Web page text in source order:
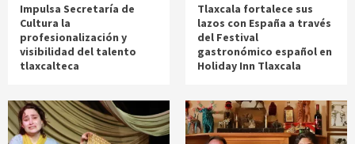
Impulsa Secretaría de
Cultura la
profesionalización y
visibilidad del talento
tlaxcalteca
Tlaxcala fortalece sus
lazos con España a través
del Festival
gastronómico español en
Holiday Inn Tlaxcala